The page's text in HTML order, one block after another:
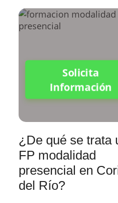
Solicita
Información
¿De qué se trata
FP modalidad
presencial en
del Río?